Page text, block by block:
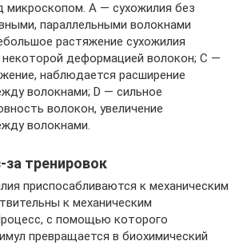
микроскопом. A — сухожилия без
параллельными волокнами
растяжение сухожилия
некоторой деформацией волокон; C —
наблюдается расширение
волокнами; D — сильное
волокон, увеличение
волокнами.
тренировок
приспосабливаются к механическим
к механическим
с помощью которого
превращается в биохимический